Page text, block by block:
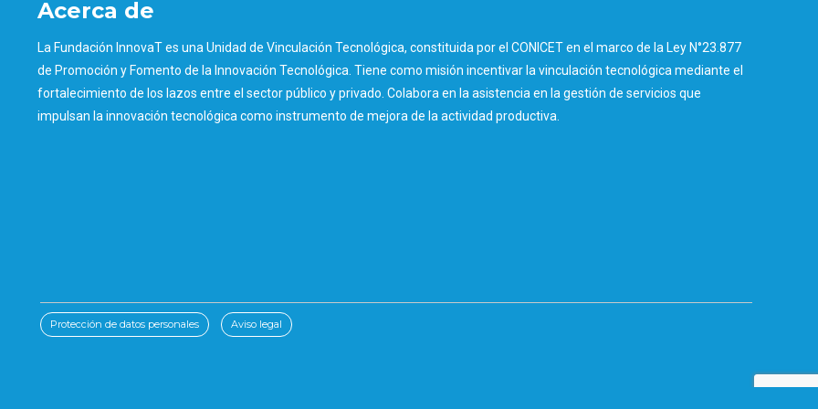
Acerca de
La Fundación InnovaT es una Unidad de Vinculación Tecnológica, constituida por el CONICET en el marco de la Ley N°23.877
de Promoción y Fomento de la Innovación Tecnológica. Tiene como misión incentivar la vinculación tecnológica mediante el
fortalecimiento de los lazos entre el sector público y privado. Colabora en la asistencia en la gestión de servicios que
impulsan la innovación tecnológica como instrumento de mejora de la actividad productiva.
Protección de datos personales Aviso legal